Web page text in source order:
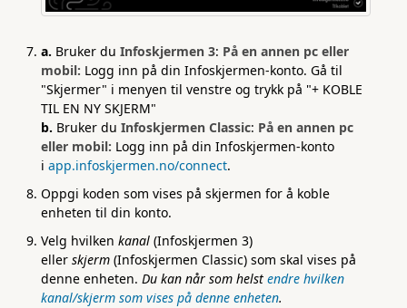
a. Bruker du Infoskjermen 3: På en annen pc eller
mobil: Logg inn på din Infoskjermen-konto. Gå til
"Skjermer" i menyen til venstre og trykk på "+ KOBLE
TIL EN NY SKJERM"
b. Bruker du Infoskjermen Classic: På en annen pc
eller mobil: Logg inn på din Infoskjermen-konto
i app.infoskjermen.no/connect.
Oppgi koden som vises på skjermen for å koble
enheten til din konto.
Velg hvilken kanal (Infoskjermen 3)
eller skjerm (Infoskjermen Classic) som skal vises på
denne enheten. Du kan når som helst endre hvilken
kanal/skjerm som vises på denne enheten.